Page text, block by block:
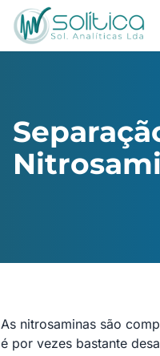
As nitrosaminas são
é por vezes bastante